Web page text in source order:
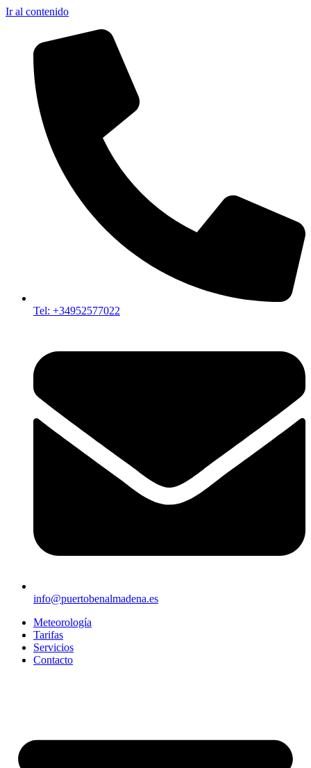
Ir al contenido
Tel: +34952577022
info@puertobenalmadena.es
Meteorología
Tarifas
Servicios
Contacto